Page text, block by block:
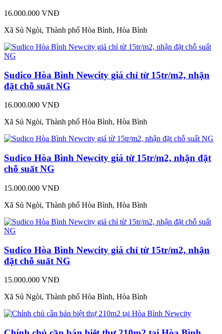
16.000.000 VNĐ
Xã Sủ Ngòi, Thành phố Hòa Bình, Hòa Bình
Sudico Hòa Bình Newcity giá chỉ từ 15tr/m2, nhận
đặt chỗ suất NG
16.000.000 VNĐ
Xã Sủ Ngòi, Thành phố Hòa Bình, Hòa Bình
Sudico Hòa Bình Newcity giá từ 15tr/m2, nhận đặt
chỗ suất NG
15.000.000 VNĐ
Xã Sủ Ngòi, Thành phố Hòa Bình, Hòa Bình
Sudico Hòa Bình Newcity giá chỉ từ 15tr/m2, nhận
đặt chỗ suất NG
15.000.000 VNĐ
Xã Sủ Ngòi, Thành phố Hòa Bình, Hòa Bình